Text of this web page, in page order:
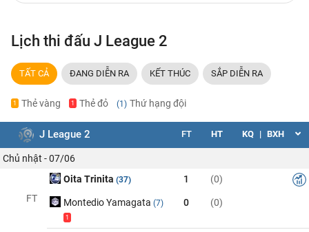
Lịch thi đấu J League 2
TẤT CẢ ĐANG DIỄN RA KẾT THÚC SẮP DIỄN RA
1 Thẻ vàng 1 Thẻ đỏ (1) Thứ hạng đội
J League 2 FT HT KQ | BXH
Chủ nhật - 07/06
FT
Oita Trinita (37) 1 (0)
Montedio Yamagata (7)
1
0 (0)